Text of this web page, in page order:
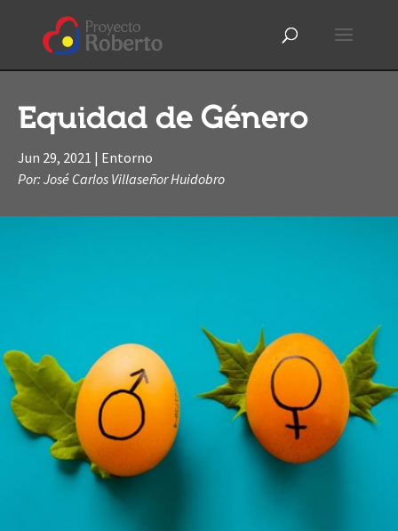
Equidad de Género
Jun 29, 2021 | Entorno
Por: José Carlos Villaseñor Huidobro